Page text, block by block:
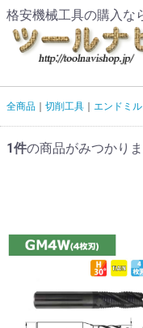
格安機械工具の購入な
全商品 切削工具 エンドミル
1件の商品がみつかりま